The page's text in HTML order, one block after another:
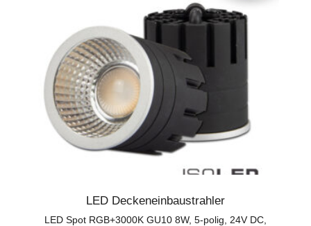
LED Deckeneinbaustrahler
LED Spot RGB+3000K GU10 8W, 5-polig, 24V DC,